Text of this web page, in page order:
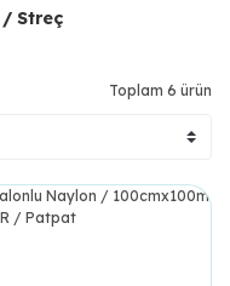
/ Streç
Toplam 6 ürün